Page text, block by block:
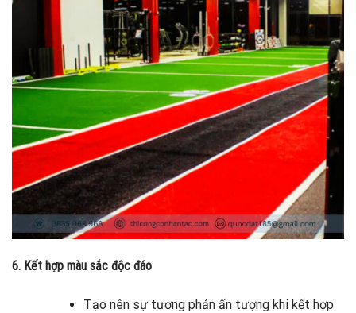
6. Kết hợp màu sắc độc đáo
Tạo nên sự tương phản ấn tượng khi kết hợp